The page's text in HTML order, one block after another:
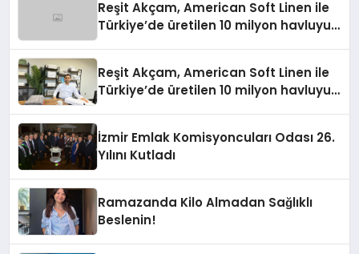
Reşit Akçam, American Soft Linen ile
Türkiye’de üretilen 10 milyon havluyu
Reşit Akçam, American Soft Linen ile
Türkiye’de üretilen 10 milyon havluyu
İzmir Emlak Komisyoncuları Odası 26.
Yılını Kutladı
Ramazanda Kilo Almadan Sağlıklı
Beslenin!